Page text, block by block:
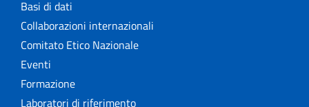
Basi di dati
Collaborazioni internazionali
Comitato Etico Nazionale
Eventi
Formazione
Laboratori di riferimento